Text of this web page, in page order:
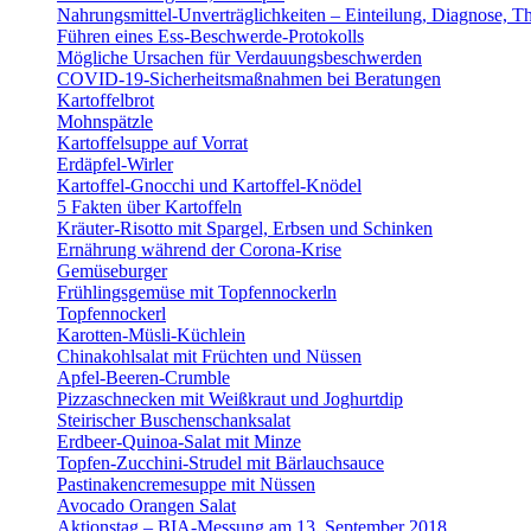
Nahrungsmittel-Unverträglichkeiten – Einteilung, Diagnose,
Führen eines Ess-Beschwerde-Protokolls
Mögliche Ursachen für Verdauungsbeschwerden
COVID-19-Sicherheitsmaßnahmen bei Beratungen
Kartoffelbrot
Mohnspätzle
Kartoffelsuppe auf Vorrat
Erdäpfel-Wirler
Kartoffel-Gnocchi und Kartoffel-Knödel
5 Fakten über Kartoffeln
Kräuter-Risotto mit Spargel, Erbsen und Schinken
Ernährung während der Corona-Krise
Gemüseburger
Frühlingsgemüse mit Topfennockerln
Topfennockerl
Karotten-Müsli-Küchlein
Chinakohlsalat mit Früchten und Nüssen
Apfel-Beeren-Crumble
Pizzaschnecken mit Weißkraut und Joghurtdip
Steirischer Buschenschanksalat
Erdbeer-Quinoa-Salat mit Minze
Topfen-Zucchini-Strudel mit Bärlauchsauce
Pastinakencremesuppe mit Nüssen
Avocado Orangen Salat